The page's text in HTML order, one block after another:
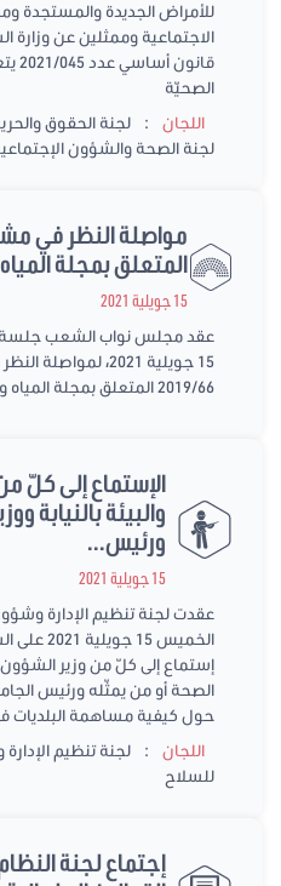
للأمراض الجديدة والمستجدة
الاجتماعية وممثلين عن
الصحيّة
اللجان
:
لجنة الحقوق
لجنة الصحة والشؤون
المتعلق بمجلة المياه
15 جويلية 2021
عقد مجلس نواب الشعب جلسة
15 جويلية 2021،
2019/66 المتعلق بمجلة المياه وذلك على الساعة 11:45
الإستماع إلى كلّ
والبيئة بالنيابة
ورئيس...
15 جويلية 2021
عقدت لجنة تنظيم الإدارة
إستماع إلى كلّ من وزير الشؤون
الصحة أو من يمثّله ورئيس
حول كيفية مساهمة البلديات
اللجان
:
لجنة تنظيم
للسلاح
إجتماع لجنة